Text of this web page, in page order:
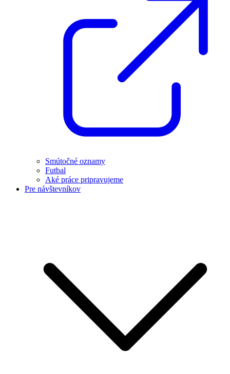
Smútočné oznamy
Futbal
Aké práce pripravujeme
Pre návštevníkov